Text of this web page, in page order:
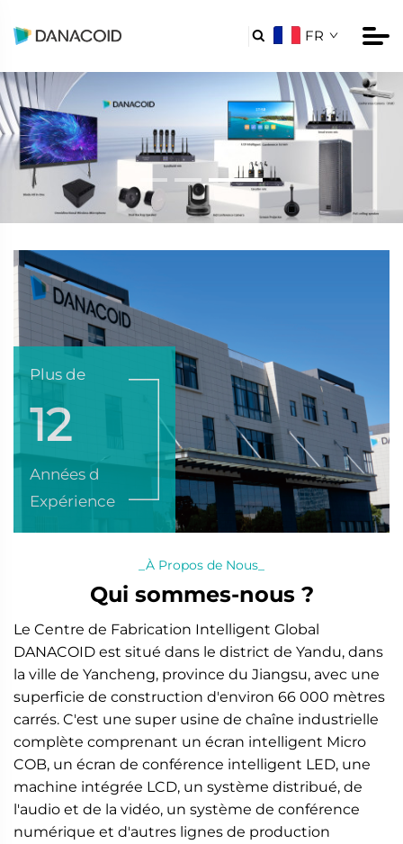
 FR
Plus de
12
Années d
Expérience
_À Propos de Nous_
Qui sommes-nous ?
Le Centre de Fabrication Intelligent Global
DANACOID est situé dans le district de Yandu, dans
la ville de Yancheng, province du Jiangsu, avec une
superficie de construction d'environ 66 000 mètres
carrés. C'est une super usine de chaîne industrielle
complète comprenant un écran intelligent Micro
COB, un écran de conférence intelligent LED, une
machine intégrée LCD, un système distribué, de
l'audio et de la vidéo, un système de conférence
numérique et d'autres lignes de production